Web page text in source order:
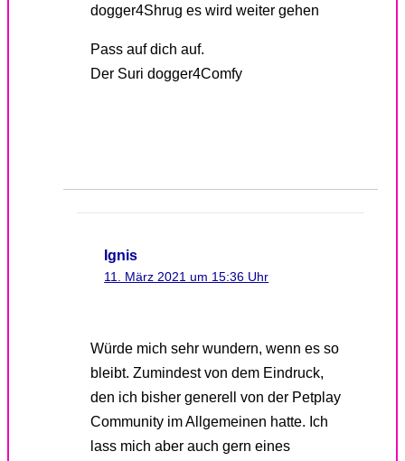
dogger4Shrug es wird weiter gehen
Pass auf dich auf.
Der Suri dogger4Comfy
Ignis
11. März 2021 um 15:36 Uhr
Würde mich sehr wundern, wenn es so
bleibt. Zumindest von dem Eindruck,
den ich bisher generell von der Petplay
Community im Allgemeinen hatte. Ich
lass mich aber auch gern eines